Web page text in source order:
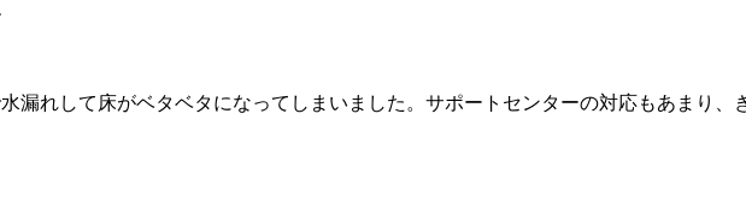
漏れして床がベタベタになってしまいました。サポートセンターの対応もあまり